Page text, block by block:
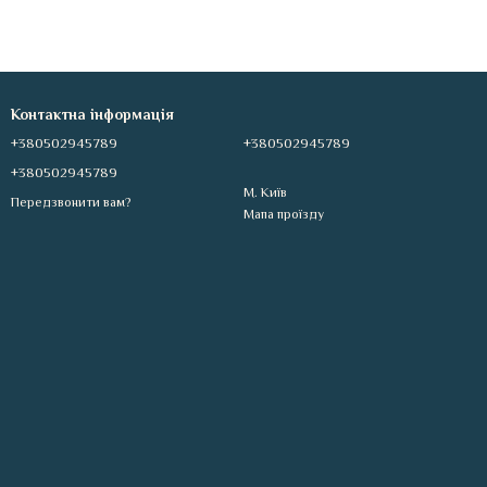
Демакс в інтернет-магазині Auraskin.com.ua, отримуєте
auraskin.com.ua/, виберіть товари та оформіть замовлення
клітин.
Контактна інформація
+380502945789
+380502945789
Передзвонити вам?
+380502945789
М. Київ
Мапа проїзду